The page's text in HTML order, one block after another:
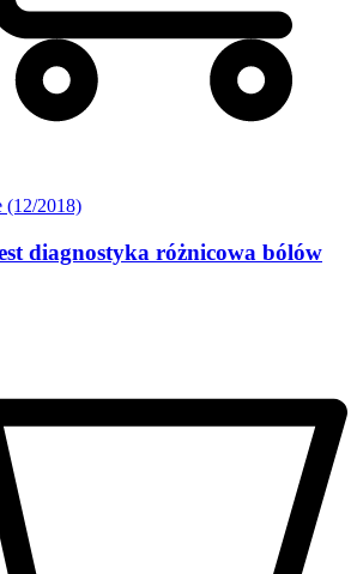
(12/2018)
diagnostyka różnicowa bólów